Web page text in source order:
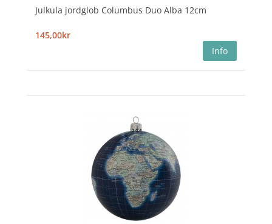
Julkula jordglob Columbus Duo Alba 12cm
145,00kr